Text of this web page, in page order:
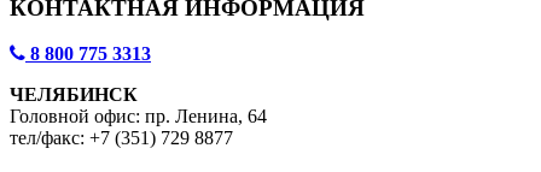
КОНТАКТНАЯ ИНФОРМАЦИЯ
8 800 775 3313
ЧЕЛЯБИНСК
Головной офис: пр. Ленина, 64
тел/факс: +7 (351) 729 8877